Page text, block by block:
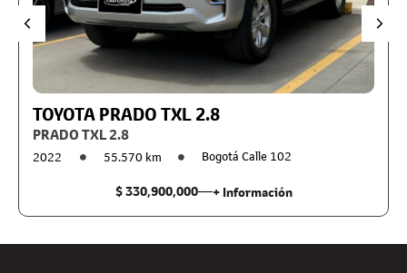
TOYOTA PRADO TXL 2.8
PRADO TXL 2.8
2022 55.570 km Bogotá Calle 102
$ 330,900,000 + Información